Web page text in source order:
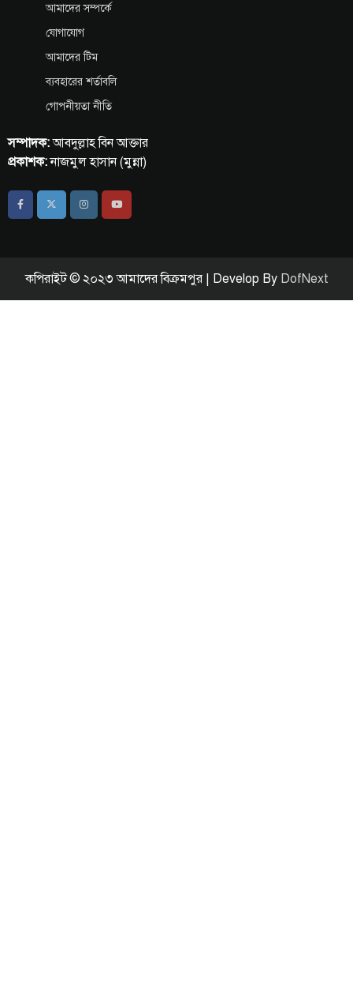
আমাদের সম্পর্কে
যোগাযোগ
আমাদের টিম
ব্যবহারের শর্তাবলি
গোপনীয়তা নীতি
সম্পাদক:আবদুল্লাহ বিন আক্তার
প্রকাশক:নাজমুল হাসান (মুন্না)
কপিরাইট © ২০২৩ আমাদের বিক্রমপুর | Develop By DofNext